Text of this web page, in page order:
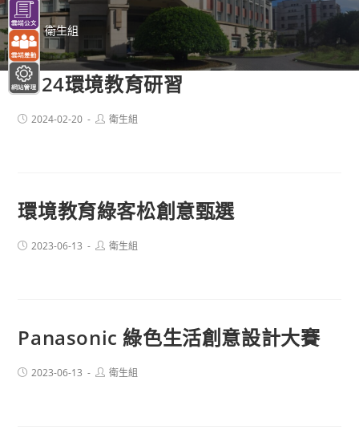
> 衛生組
2024環境教育研習
Post2024-02-20
Post衛生組
環境教育綠客松創意甄選
Post2023-06-13
Post衛生組
Panasonic 綠色生活創意設計大賽
Post2023-06-13
Post衛生組